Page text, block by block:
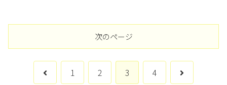
次のページ
前
1 2 3 4
次